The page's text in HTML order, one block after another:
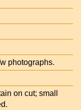
photographs.
on cut; small